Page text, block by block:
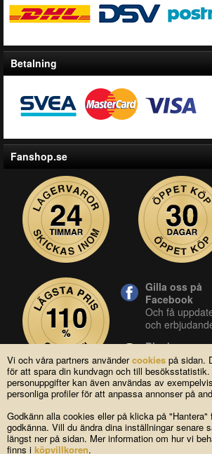
Vi och våra partners användercookies på sidan.
för att spara din kundvagn och till
personuppgifter kan även användas av exempelvis
personliga profiler för att anpassa annonser på
Godkänn alla cookies eller på klicka på
godkänna. Vill du ändra dina inställningar senare
längst ner på sidan. Mer information om hur vi
finns i köpvillkoren.
Betalning
Fanshop.se
Gilla oss på
Facebook
Och få
och
Blocket
Vår butik på
YouTube
Se våra
Copyright © 2004-2026